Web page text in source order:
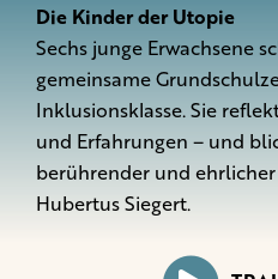
Die Kinder der Utopie
Sechs junge Erwachsene
gemeinsame
Inklusionsklasse. Sie
und Erfahrungen – und
berührender und
Hubertus Siegert.